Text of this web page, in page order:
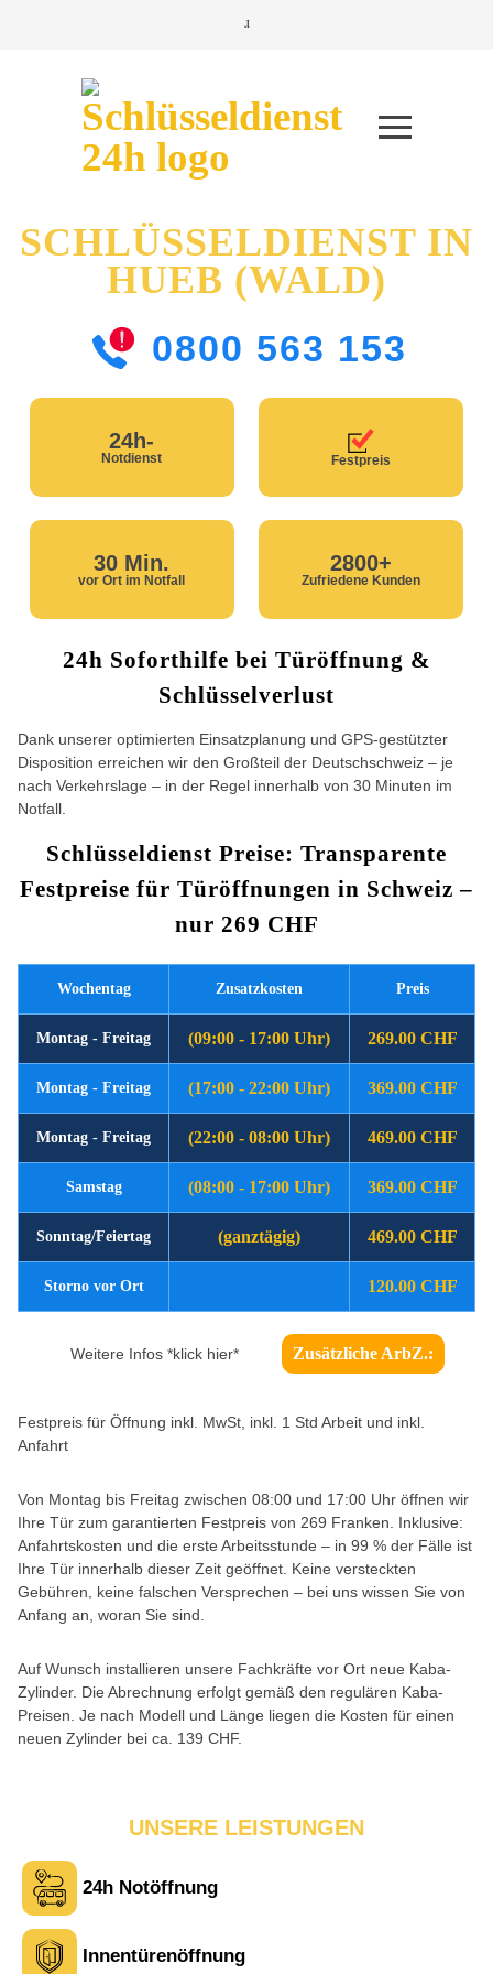
SCHLÜSSELDIENST IN
HUEB (WALD)
0800 563 153
24h-
Notdienst Festpreis
30 Min.
vor Ort im Notfall
2800+
Zufriedene Kunden
24h Soforthilfe bei Türöffnung &
Schlüsselverlust
Dank unserer optimierten Einsatzplanung und GPS-gestützter
Disposition erreichen wir den Großteil der Deutschschweiz – je
nach Verkehrslage – in der Regel innerhalb von 30 Minuten im
Notfall.
Schlüsseldienst Preise: Transparente
Festpreise für Türöffnungen in Schweiz –
nur 269 CHF
Wochentag Zusatzkosten Preis
Montag - Freitag (09:00 - 17:00 Uhr) 269.00 CHF
Montag - Freitag (17:00 - 22:00 Uhr) 369.00 CHF
Montag - Freitag (22:00 - 08:00 Uhr) 469.00 CHF
Samstag (08:00 - 17:00 Uhr) 369.00 CHF
Sonntag/Feiertag (ganztägig) 469.00 CHF
Storno vor Ort 120.00 CHF
Weitere Infos *klick hier* Zusätzliche ArbZ.:
Festpreis für Öffnung inkl. MwSt, inkl. 1 Std Arbeit und inkl.
Anfahrt
Von Montag bis Freitag zwischen 08:00 und 17:00 Uhr öffnen wir
Ihre Tür zum garantierten Festpreis von 269 Franken. Inklusive:
Anfahrtskosten und die erste Arbeitsstunde – in 99 % der Fälle ist
Ihre Tür innerhalb dieser Zeit geöffnet. Keine versteckten
Gebühren, keine falschen Versprechen – bei uns wissen Sie von
Anfang an, woran Sie sind.
Auf Wunsch installieren unsere Fachkräfte vor Ort neue Kaba-
Zylinder. Die Abrechnung erfolgt gemäß den regulären Kaba-
Preisen. Je nach Modell und Länge liegen die Kosten für einen
neuen Zylinder bei ca. 139 CHF.
UNSERE LEISTUNGEN
24h Notöffnung
Innentürenöffnung